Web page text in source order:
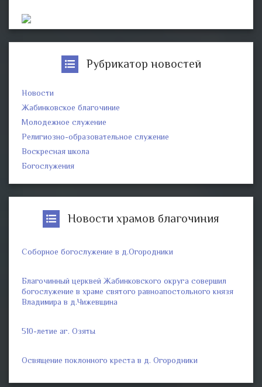
Рубрикатор новостей
Новости
Жабинковское благочиние
Молодежное служение
Религиозно-образовательное служение
Воскресная школа
Богослужения
Новости храмов благочиния
Соборное богослужение в д.Огородники
Благочинный церквей Жабинковского округа совершил
богослужение в храме святого равноапостольного князя
Владимира в д.Чижевщина
510-летие аг. Озяты
Освящение поклонного креста в д. Огородники